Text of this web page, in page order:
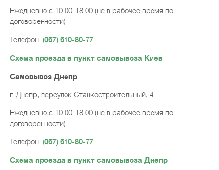
Ежедневно с 10:00-18:00 (не в рабочее время по
договоренности)
Телефон: (067) 610-80-77
Схема проезда в пункт самовывоза Киев
Самовывоз Днепр
г. Днепр, переулок Станкостроительный, 4.
Ежедневно с 10:00-18:00 (не в рабочее время по
договоренности)
Телефон: (067) 610-80-77
Схема проезда в пункт самовывоза Днепр